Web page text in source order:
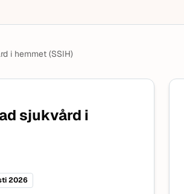
i hemmet (SSIH)
sjukvård i
2026